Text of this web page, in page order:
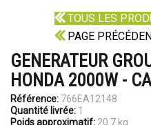
TOUS LES
PAGE
GENERATEUR
HONDA 2000W -
Référence: 766EA12148
Quantité livrée: 1
Poids approximatif: 20.7 kg